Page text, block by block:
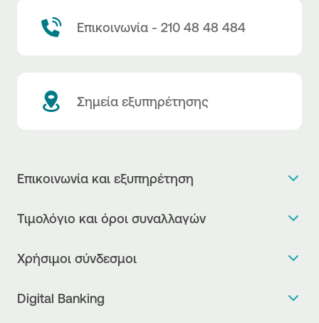
Επικοινωνία - 210 48 48 484
Σημεία εξυπηρέτησης
Επικοινωνία και εξυπηρέτηση
Η νέα Ψηφιακή Εποχή στις συναλλαγές, έφτασε!
Officer
Τιμολόγιο και όροι συναλλαγών
Δελτίο πληροφόρησης περί τελών
Χρήσιμοι σύνδεσμοι
Digital Banking